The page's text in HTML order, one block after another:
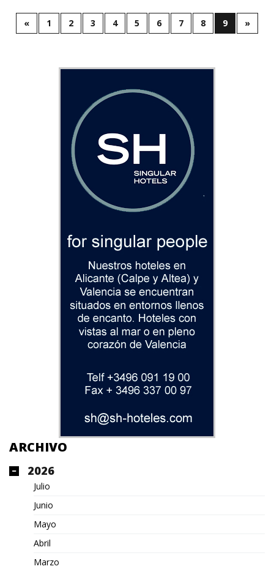
« 1 2 3 4 5 6 7 8 9 »
ARCHIVO
2026
Julio
Junio
Mayo
Abril
Marzo